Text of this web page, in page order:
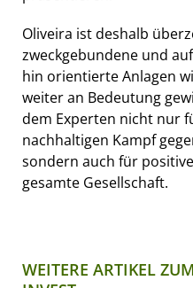
Oliveira ist deshalb
zweckgebundene und
hin orientierte Anlagen
weiter an Bedeutung
dem Experten nicht nur
nachhaltigen Kampf
sondern auch für
gesamte Gesellschaft.
WEITERE ARTIKEL